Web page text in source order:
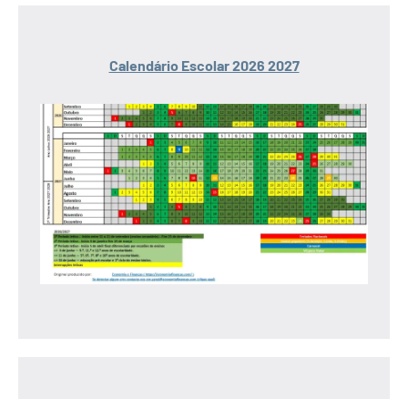
Calendário Escolar 2026 2027